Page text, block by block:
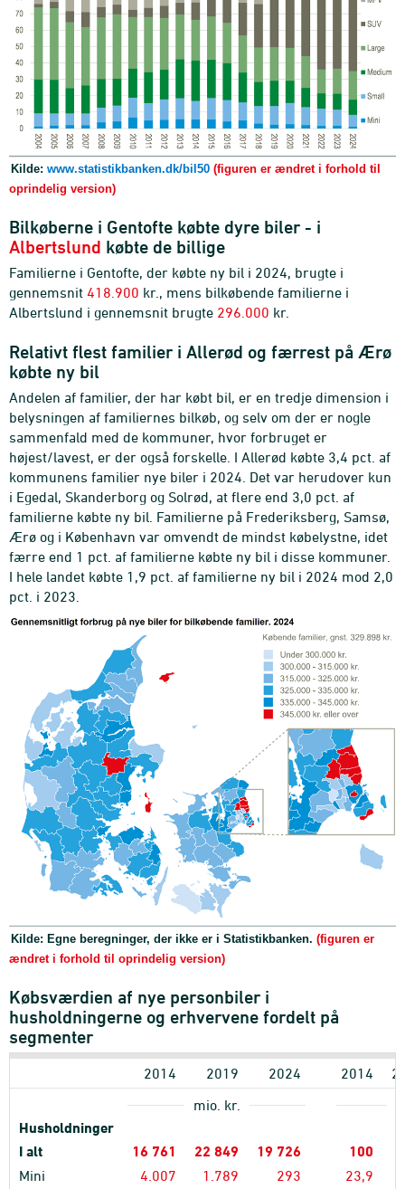
Kilde: www.statistikbanken.dk/bil50 (figuren er ændret i forhold til
oprindelig version)
Bilkøberne i Gentofte købte dyre biler - i
Albertslund købte de billige
Familierne i Gentofte, der købte ny bil i 2024, brugte i
gennemsnit 418.900 kr., mens bilkøbende familierne i
Albertslund i gennemsnit brugte 296.000 kr.
Relativt flest familier i Allerød og færrest på Ærø
købte ny bil
Andelen af familier, der har købt bil, er en tredje dimension i
belysningen af familiernes bilkøb, og selv om der er nogle
sammenfald med de kommuner, hvor forbruget er
højest/lavest, er der også forskelle. I Allerød købte 3,4 pct. af
kommunens familier nye biler i 2024. Det var herudover kun
i Egedal, Skanderborg og Solrød, at flere end 3,0 pct. af
familierne købte ny bil. Familierne på Frederiksberg, Samsø,
Ærø og i København var omvendt de mindst købelystne, idet
færre end 1 pct. af familierne købte ny bil i disse kommuner.
I hele landet købte 1,9 pct. af familierne ny bil i 2024 mod 2,0
pct. i 2023.
Kilde: Egne beregninger, der ikke er i Statistikbanken. (figuren er
ændret i forhold til oprindelig version)
Købsværdien af nye personbiler i
husholdningerne og erhvervene fordelt på
segmenter
2014 2019 2024 2014
mio. kr.
Husholdninger
I alt
16 761 22 849 19 726 100
Mini 4.007 1.789 293 23,9